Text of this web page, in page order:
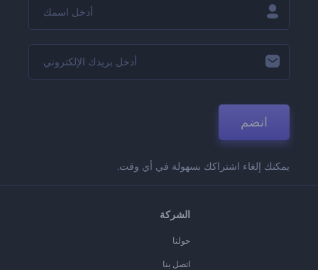
انضم
يمكنك إلغاء اشتراكك بسهولة في أي وقت.
الشركة
حولنا
اتصل بنا